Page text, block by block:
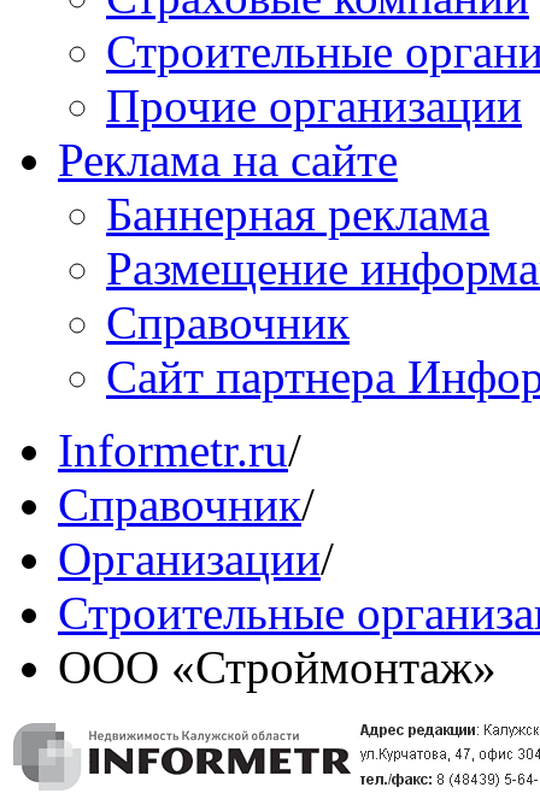
Строительные
Прочие организации
Реклама на сайте
Баннерная реклама
Размещение
Справочник
Сайт партнера
Informetr.ru/
Справочник/
Организации/
Строительные
ООО «Строймонтаж»